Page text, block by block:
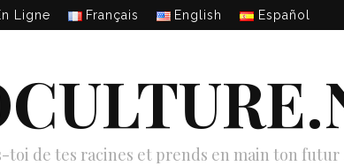
Ligne Français English Español
toi de tes racines et prends en main ton futur